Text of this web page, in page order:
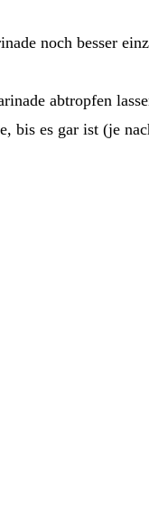
noch besser
abtropfen
bis es gar ist (je